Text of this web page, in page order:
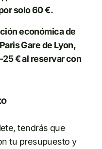
solo 60 €.
económica de
Gare de Lyon,
€ al reservar con
tendrás que
tu presupuesto y